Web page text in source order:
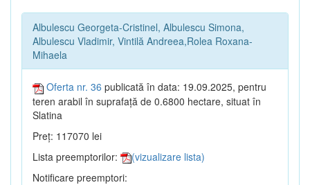
Albulescu Georgeta-Cristinel, Albulescu Simona,
Albulescu Vladimir, Vintilă Andreea,Rolea Roxana-
Mihaela
Oferta nr. 36 publicată în data: 19.09.2025, pentru
teren arabil în suprafață de 0.6800 hectare, situat în
Slatina
Preț: 117070 lei
Lista preemptorilor:
(vizualizare lista)
Notificare preemptori: